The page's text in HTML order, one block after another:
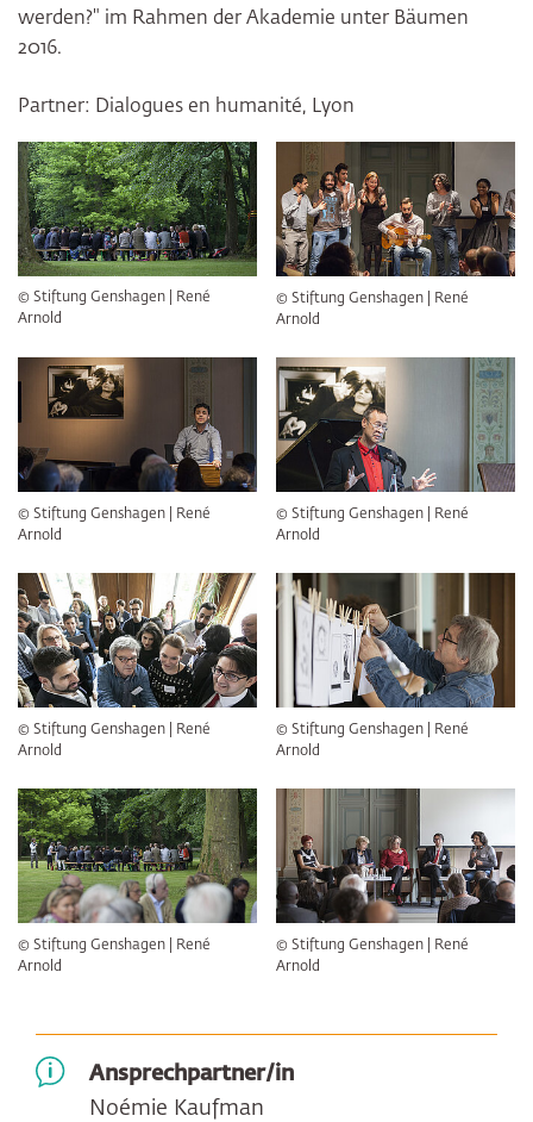
werden?" im Rahmen der Akademie unter Bäumen
2016.
Partner: Dialogues en humanité, Lyon
© Stiftung Genshagen | René
Arnold
© Stiftung Genshagen | René
Arnold
© Stiftung Genshagen | René
Arnold
© Stiftung Genshagen | René
Arnold
© Stiftung Genshagen | René
Arnold
© Stiftung Genshagen | René
Arnold
© Stiftung Genshagen | René
Arnold
© Stiftung Genshagen | René
Arnold
Ansprechpartner/in
Noémie Kaufman